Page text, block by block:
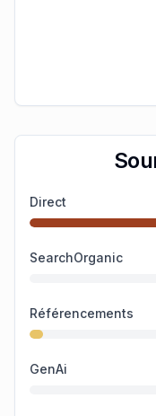
Direct
SearchOrganic
Référencements
GenAi